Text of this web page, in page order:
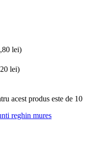
lei)
lei)
acest produs este de 10
reghin mures